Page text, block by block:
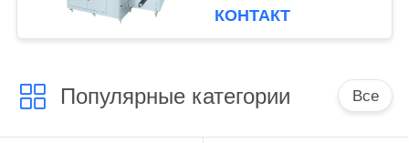
КОНТАКТ
Популярные категории Все